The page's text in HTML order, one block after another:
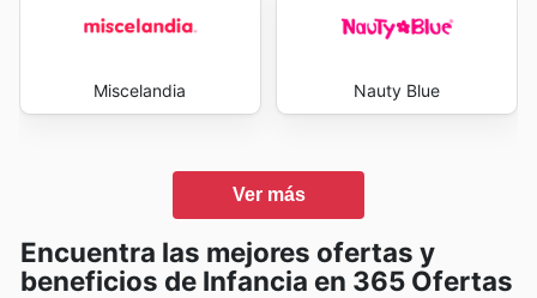
Miscelandia Nauty Blue
Ver más
Encuentra las mejores ofertas y
beneficios de Infancia en 365 Ofertas